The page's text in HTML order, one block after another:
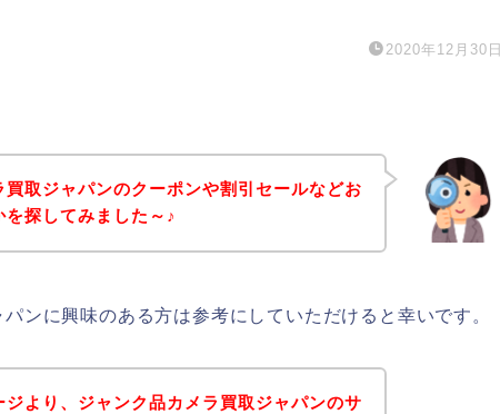
2020年12月30日
買取ジャパンのクーポンや割引セールなどお
探してみました～♪
ンに興味のある方は参考にしていただけると幸いです。
ジより、ジャンク品カメラ買取ジャパンのサ